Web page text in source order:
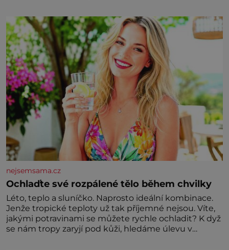
nejsemsama.cz
Ochlaďte své rozpálené tělo během chvilky
Léto, teplo a sluníčko. Naprosto ideální kombinace.
Jenže tropické teploty už tak příjemné nejsou. Víte,
jakými potravinami se můžete rychle ochladit? K dyž
se nám tropy zaryjí pod kůži, hledáme úlevu v